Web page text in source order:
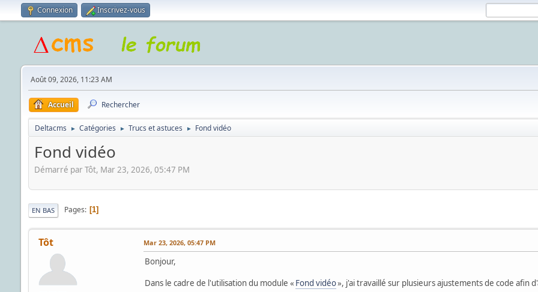
Connexion Inscrivez-vous
Août 09, 2026, 11:23 AM
Accueil Rechercher
Deltacms ► Catégories ► Trucs et astuces ► Fond vidéo
Fond vidéo
Démarré par Tôt, Mar 23, 2026, 05:47 PM
EN BAS Pages 1
Tôt Mar 23, 2026, 05:47 PM
Bonjour,
Dans le cadre de l'utilisation du module « Fond vidéo», j'ai travaillé sur plusieurs ajustements de code afin